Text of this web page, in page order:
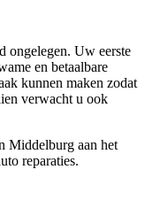
ongelegen. Uw eerste
en betaalbare
kunnen maken zodat
verwacht u ook
Middelburg aan het
reparaties.